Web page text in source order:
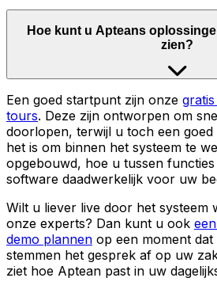
Hoe kunt u Apteans
zien?
Een goed startpunt zijn onze
tours. Deze zijn ontworpen om
doorlopen, terwijl u toch een
het is om binnen het systeem te
opgebouwd, hoe u tussen
software daadwerkelijk voor uw
Wilt u liever live door het systeem
onze experts? Dan kunt u ook
demo plannen op een moment
stemmen het gesprek af op uw
ziet hoe Aptean past in uw